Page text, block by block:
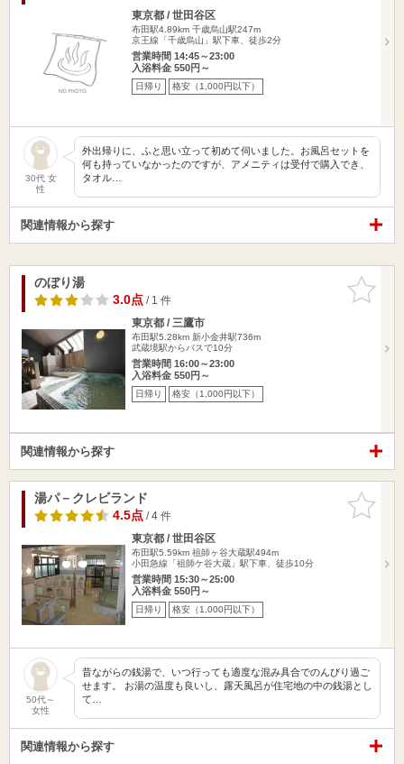
東京都 / 世田谷区
布田駅4.89km 千歳烏山駅247m
京王線「千歳烏山」駅下車、徒歩2分
営業時間 14:45～23:00
入浴料金 550円～
日帰り 格安（1,000円以下）
30代 女
性
外出帰りに、ふと思い立って初めて伺いました。お風呂セットを
何も持っていなかったのですが、アメニティは受付で購入でき、
タオル…
関連情報から探す
お気に入
りに追加
のぼり湯
3.0点/ 1 件
東京都 / 三鷹市
布田駅5.28km 新小金井駅736m
武蔵境駅からバスで10分
営業時間 16:00～23:00
入浴料金 550円～
日帰り 格安（1,000円以下）
関連情報から探す
お気に入
りに追加
湯パ－クレビランド
4.5点/ 4 件
東京都 / 世田谷区
布田駅5.59km 祖師ヶ谷大蔵駅494m
小田急線「祖師ケ谷大蔵」駅下車、徒歩10分
営業時間 15:30～25:00
入浴料金 550円～
日帰り 格安（1,000円以下）
50代～
女性
昔ながらの銭湯で、いつ行っても適度な混み具合でのんびり過ご
せます。 お湯の温度も良いし、露天風呂が住宅地の中の銭湯とし
て…
関連情報から探す